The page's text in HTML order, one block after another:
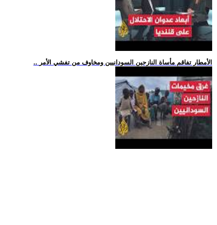
.. الأمطار تفاقم مأساة النازحين السودانيين ومخاوف من تفشي الأمر